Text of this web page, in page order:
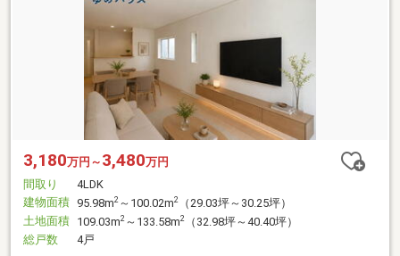
3,180万円～ 3,480万円
間取り
4LDK
建物面積 95.98m2 ～100.02m2
（29.03坪～30.25坪）
土地面積 109.03m2 ～133.58m2
（32.98坪～40.40坪）
総戸数
4戸